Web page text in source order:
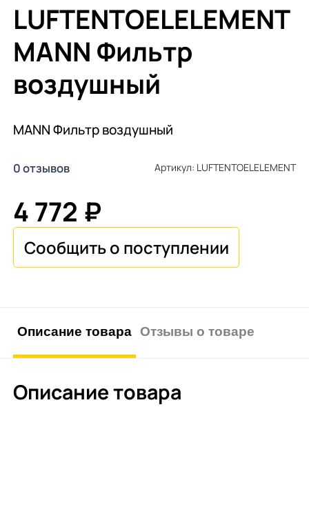
LUFTENTOELELEMENT
MANN Фильтр
воздушный
MANN Фильтр воздушный
0 отзывов Артикул: LUFTENTOELELEMENT
4 772 ₽
Описание товара Отзывы о товаре
Описание товара